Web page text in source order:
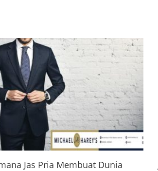
Jas Pria Membuat Dunia